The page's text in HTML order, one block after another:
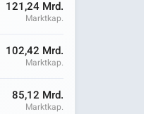
121,24 Mrd.
Marktkap.
102,42 Mrd.
Marktkap.
85,12 Mrd.
Marktkap.